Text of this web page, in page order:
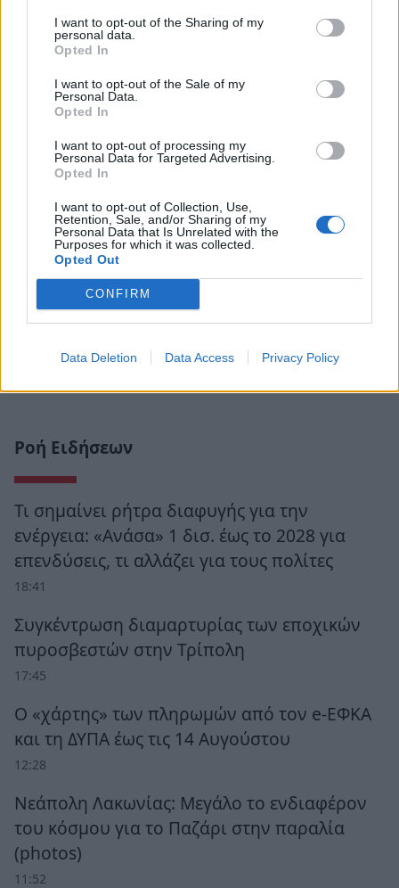
I want to opt-out of the Sharing of my
personal data.
Opted In
I want to opt-out of the Sale of my
Personal Data.
Opted In
I want to opt-out of processing my
Personal Data for Targeted Advertising.
Opted In
I want to opt-out of Collection, Use,
Retention, Sale, and/or Sharing of my
Personal Data that Is Unrelated with the
Purposes for which it was collected.
Opted Out
CONFIRM
Data Deletion Data Access Privacy Policy
Ροή Ειδήσεων
Τι σημαίνει ρήτρα διαφυγής για την
ενέργεια: «Ανάσα» 1 δισ. έως το 2028 για
επενδύσεις, τι αλλάζει για τους πολίτες
18:41
Συγκέντρωση διαμαρτυρίας των εποχικών
πυροσβεστών στην Τρίπολη
17:45
Ο «χάρτης» των πληρωμών από τον e-ΕΦΚΑ
και τη ΔΥΠΑ έως τις 14 Αυγούστου
12:28
Νεάπολη Λακωνίας: Μεγάλο το ενδιαφέρον
του κόσμου για το Παζάρι στην παραλία
(photos)
11:52